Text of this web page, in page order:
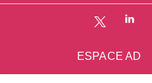
ESPACE AD